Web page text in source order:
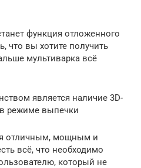
функция отложенного
что вы хотите получить
мультиварка всё
является наличие 3D-
режиме выпечки
отличным, мощным и
всё, что необходимо
который не